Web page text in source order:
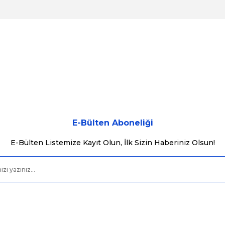
E-Bülten Aboneliği
E-Bülten Listemize Kayıt Olun, İlk Sizin Haberiniz Olsun!